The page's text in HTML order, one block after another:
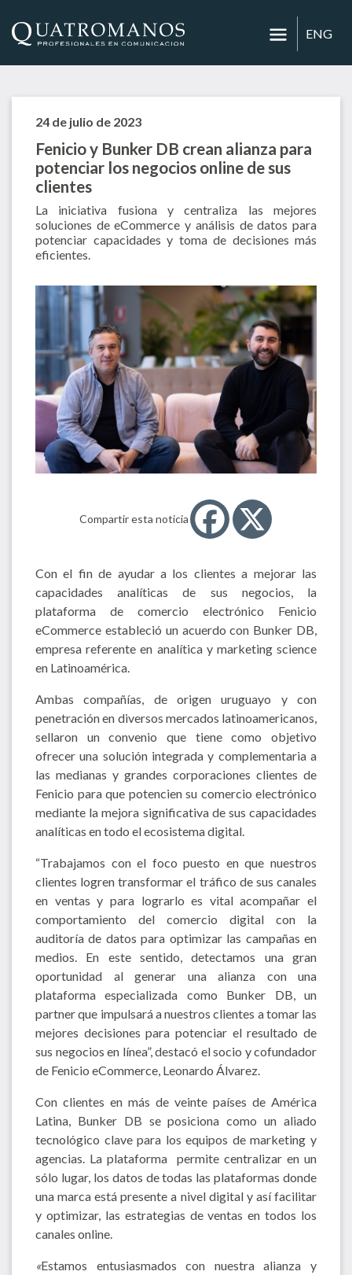
ENG
24 de julio de 2023
Fenicio y Bunker DB crean alianza para
potenciar los negocios online de sus
clientes
La iniciativa fusiona y centraliza las mejores
soluciones de eCommerce y análisis de datos para
potenciar capacidades y toma de decisiones más
eficientes.
Compartir esta noticia
Con el fin de ayudar a los clientes a mejorar las
capacidades analíticas de sus negocios, la
plataforma de comercio electrónico Fenicio
eCommerce estableció un acuerdo con Bunker DB,
empresa referente en analítica y marketing science
en Latinoamérica.
Ambas compañías, de origen uruguayo y con
penetración en diversos mercados latinoamericanos,
sellaron un convenio que tiene como objetivo
ofrecer una solución integrada y complementaria a
las medianas y grandes corporaciones clientes de
Fenicio para que potencien su comercio electrónico
mediante la mejora significativa de sus capacidades
analíticas en todo el ecosistema digital.
“Trabajamos con el foco puesto en que nuestros
clientes logren transformar el tráfico de sus canales
en ventas y para lograrlo es vital acompañar el
comportamiento del comercio digital con la
auditoría de datos para optimizar las campañas en
medios. En este sentido, detectamos una gran
oportunidad al generar una alianza con una
plataforma especializada como Bunker DB, un
partner que impulsará a nuestros clientes a tomar las
mejores decisiones para potenciar el resultado de
sus negocios en línea”, destacó el socio y cofundador
de Fenicio eCommerce, Leonardo Álvarez.
Con clientes en más de veinte países de América
Latina, Bunker DB se posiciona como un aliado
tecnológico clave para los equipos de marketing y
agencias. La plataforma permite centralizar en un
sólo lugar, los datos de todas las plataformas donde
una marca está presente a nivel digital y así facilitar
y optimizar, las estrategias de ventas en todos los
canales online.
«Estamos entusiasmados con nuestra alianza y